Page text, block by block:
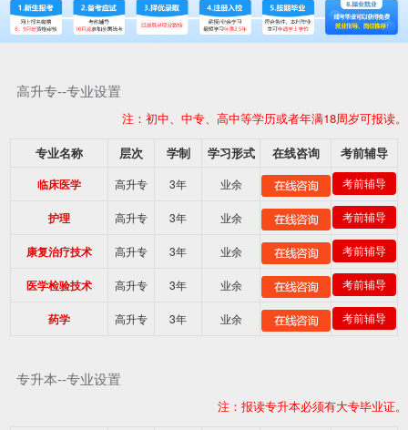
高升专--专业设置
注：初中、中专、高中等学历或者年满18周岁可报读。
专业名称
层次 学制 学习形式 在线咨询 考前辅导
临床医学 高升专 3年 业余 考前辅导
护理 高升专 3年 业余 考前辅导
康复治疗技术 高升专 3年 业余 考前辅导
医学检验技术 高升专 3年 业余 考前辅导
药学 高升专 3年 业余 考前辅导
专升本--专业设置
注：报读专升本必须有大专毕业证。